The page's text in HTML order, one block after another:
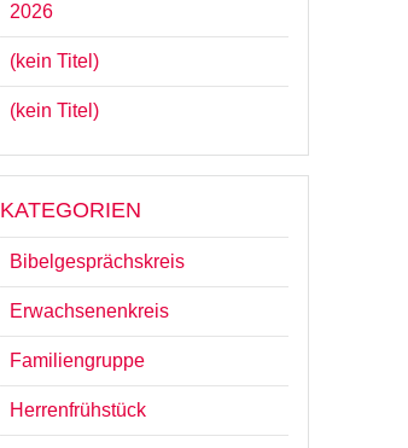
2026
(kein Titel)
(kein Titel)
KATEGORIEN
Bibelgesprächskreis
Erwachsenenkreis
Familiengruppe
Herrenfrühstück